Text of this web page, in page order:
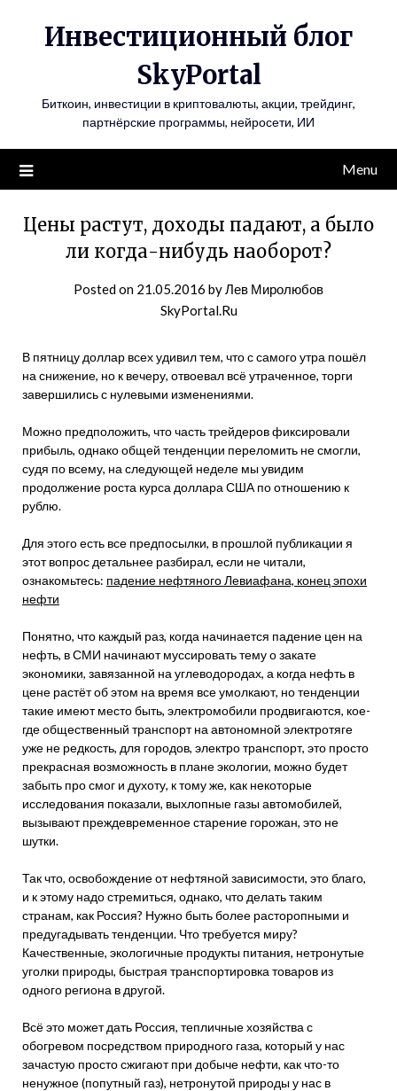
Инвестиционный блог
SkyPortal
Биткоин, инвестиции в криптовалюты, акции, трейдинг,
партнёрские программы, нейросети, ИИ
Menu
Цены растут, доходы падают, а было
ли когда-нибудь наоборот?
Posted on 21.05.2016 byЛев Миролюбов
SkyPortal.Ru
В пятницу доллар всех удивил тем, что с самого утра пошёл
на снижение, но к вечеру, отвоевал всё утраченное, торги
завершились с нулевыми изменениями.
Можно предположить, что часть трейдеров фиксировали
прибыль, однако общей тенденции переломить не смогли,
судя по всему, на следующей неделе мы увидим
продолжение роста курса доллара США по отношению к
рублю.
Для этого есть все предпосылки, в прошлой публикации я
этот вопрос детальнее разбирал, если не читали,
ознакомьтесь: падение нефтяного Левиафана, конец эпохи
нефти
Понятно, что каждый раз, когда начинается падение цен на
нефть, в СМИ начинают муссировать тему о закате
экономики, завязанной на углеводородах, а когда нефть в
цене растёт об этом на время все умолкают, но тенденции
такие имеют место быть, электромобили продвигаются, кое-
где общественный транспорт на автономной электротяге
уже не редкость, для городов, электро транспорт, это просто
прекрасная возможность в плане экологии, можно будет
забыть про смог и духоту, к тому же, как некоторые
исследования показали, выхлопные газы автомобилей,
вызывают преждевременное старение горожан, это не
шутки.
Так что, освобождение от нефтяной зависимости, это благо,
и к этому надо стремиться, однако, что делать таким
странам, как Россия? Нужно быть более расторопными и
предугадывать тенденции. Что требуется миру?
Качественные, экологичные продукты питания, нетронутые
уголки природы, быстрая транспортировка товаров из
одного региона в другой.
Всё это может дать Россия, тепличные хозяйства с
обогревом посредством природного газа, который у нас
зачастую просто сжигают при добыче нефти, как что-то
ненужное (попутный газ), нетронутой природы у нас в